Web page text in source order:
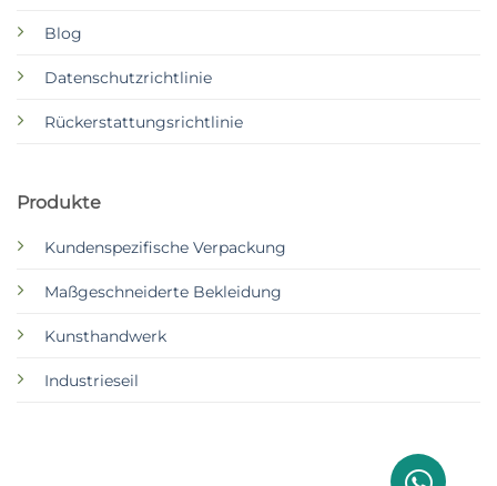
Blog
Datenschutzrichtlinie
Rückerstattungsrichtlinie
Produkte
Kundenspezifische Verpackung
Maßgeschneiderte Bekleidung
Kunsthandwerk
Industrieseil